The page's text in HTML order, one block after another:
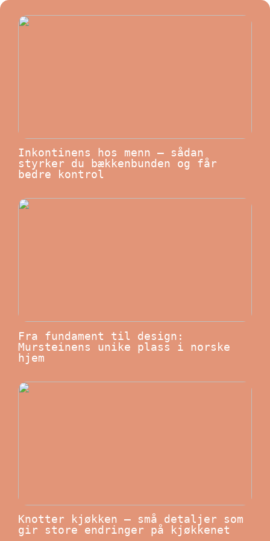
Inkontinens hos menn – sådan
styrker du bækkenbunden og får
bedre kontrol
Fra fundament til design:
Mursteinens unike plass i norske
hjem
Knotter kjøkken – små detaljer som
gir store endringer på kjøkkenet